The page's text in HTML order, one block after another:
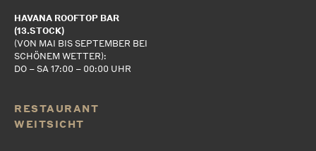
HAVANA ROOFTOP BAR
(13.STOCK)
(VON MAI BIS SEPTEMBER BEI
SCHÖNEM WETTER):
DO – SA 17:00 – 00:00 UHR
RESTAURANT
WEITSICHT